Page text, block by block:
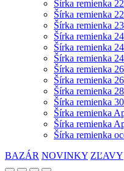
Šírka remienka
Šírka remienka
Šírka remienka 23
Šírka remienka 24
Šírka remienka
Šírka remienka
Šírka remienka 26
Šírka remienka
Šírka remienka 28
Šírka remienka 30
Šírka remienka
Šírka remienka
Šírka remienka
BAZÁR NOVINKY ZĽAVY